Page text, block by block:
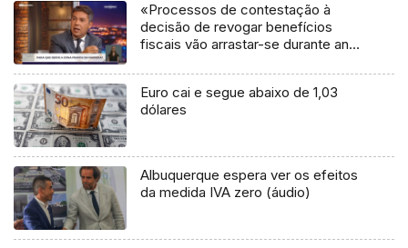
«Processos de contestação à
decisão de revogar benefícios
fiscais vão arrastar-se durante anos
Euro cai e segue abaixo de 1,03
dólares
Albuquerque espera ver os efeitos
da medida IVA zero (áudio)